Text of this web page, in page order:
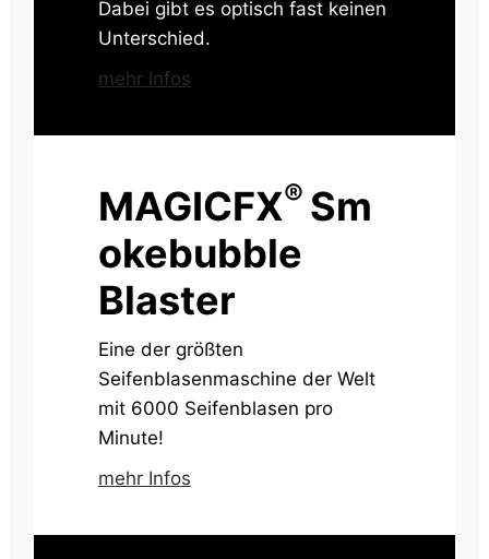
Dabei gibt es optisch fast keinen
Unterschied.
mehr Infos
MAGICFX® Sm
okebubble
Blaster
Eine der größten
Seifenblasenmaschine der Welt
mit 6000 Seifenblasen pro
Minute!
mehr Infos